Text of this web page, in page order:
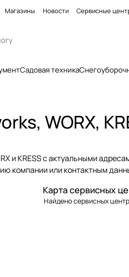
Магазины Новости Сервисные
Садовая техника
WORX,
и KRESS с актуальными
компании или контактным
Карта сервисных
Найдено сервисных